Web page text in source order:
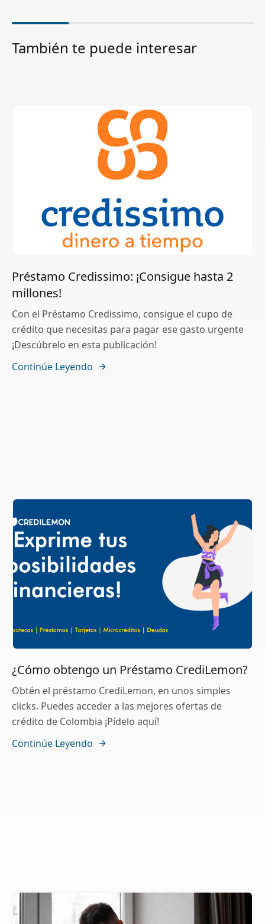
También te puede interesar
Préstamo Credissimo: ¡Consigue hasta 2
millones!
Con el Préstamo Credissimo, consigue el cupo de
crédito que necesitas para pagar ese gasto urgente
¡Descúbrelo en esta publicación!
Continúe Leyendo
¿Cómo obtengo un Préstamo CrediLemon?
Obtén el préstamo CrediLemon, en unos simples
clicks. Puedes acceder a las mejores ofertas de
crédito de Colombia ¡Pídelo aquí!
Continúe Leyendo